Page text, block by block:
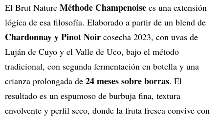
El Brut Nature Méthode Champenoise es una extensión
lógica de esa filosofía. Elaborado a partir de un blend de
Chardonnay y Pinot Noir cosecha 2023, con uvas de
Luján de Cuyo y el Valle de Uco, bajo el método
tradicional, con segunda fermentación en botella y una
crianza prolongada de 24 meses sobre borras. El
resultado es un espumoso de burbuja fina, textura
envolvente y perfil seco, donde la fruta fresca convive con